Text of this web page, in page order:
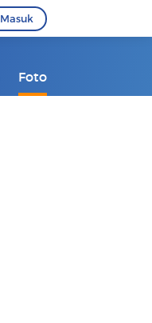
Masuk
Foto